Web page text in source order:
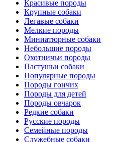
Красивые породы
Крупные собаки
Легавые собаки
Мелкие породы
Миниатюрные собаки
Небольшие породы
Охотничьи породы
Пастушьи собаки
Популярные породы
Породы гончих
Породы для детей
Породы овчарок
Редкие собаки
Русские породы
Семейные породы
Служебные собаки